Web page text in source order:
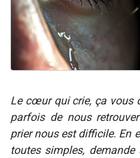
Le cœur qui crie, ça vous
parfois de nous
prier nous est difficile. En
toutes simples,